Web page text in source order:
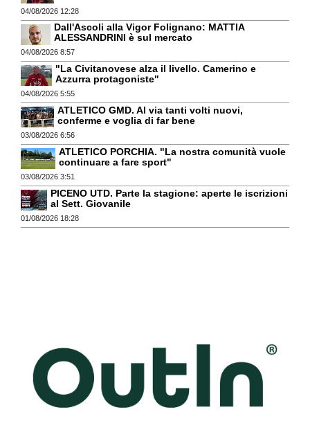
04/08/2026 12:28
Dall'Ascoli alla Vigor Folignano: MATTIA
ALESSANDRINI è sul mercato
04/08/2026 8:57
"La Civitanovese alza il livello. Camerino e
Azzurra protagoniste"
04/08/2026 5:55
ATLETICO GMD. Al via tanti volti nuovi,
conferme e voglia di far bene
03/08/2026 6:56
ATLETICO PORCHIA. "La nostra comunità vuole
continuare a fare sport"
03/08/2026 3:51
PICENO UTD. Parte la stagione: aperte le iscrizioni
al Sett. Giovanile
01/08/2026 18:28